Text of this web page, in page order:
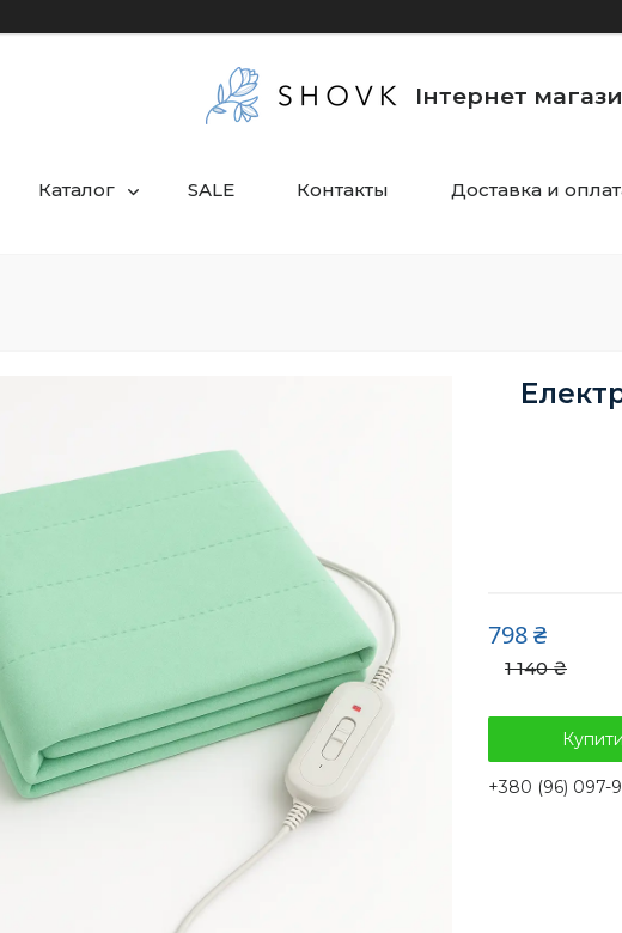
Інтернет
Каталог SALE Контакты Доставка и
1 140 ₴
798 ₴
Купити
+380 (96) 097-